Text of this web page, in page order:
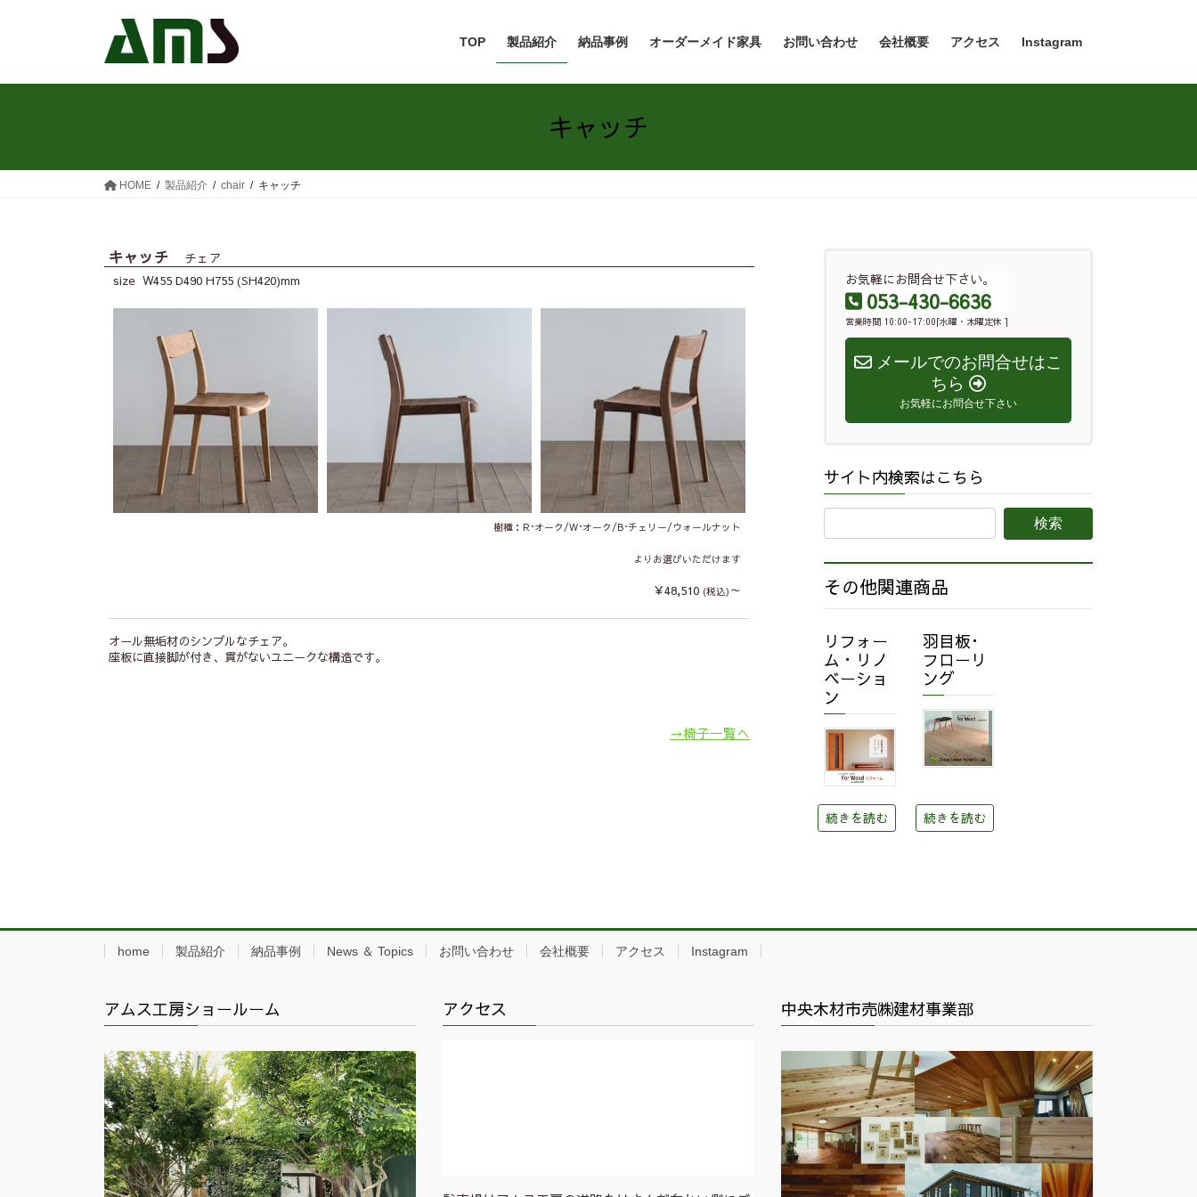
TOP 製品紹介 納品事例 オーダーメイド家具 お問い合わせ 会社概要 アクセス Instagram
キャッチ
HOME 製品紹介 chair キャッチ
キャッチ
チェア
size W455 D490 H755 (SH420)mm
樹種：R･オーク/W･オーク/B･チェリー/ウォールナット
よりお選びいただけます
￥48,510 (税込) ～
オール無垢材のシンプルなチェア。
座板に直接脚が付き、貫がないユニークな構造です。
→椅子一覧へ
お気軽にお問合せ下さい。
053-430-6636
営業時間 10:00-17:00[水曜・木曜定休 ]
メールでのお問合せはこ
ちら
お気軽にお問合せ下さい
サイト内検索はこちら
その他関連商品
リフォー
ム・リノ
ベーショ
ン
続きを読む
羽目板･
フローリ
ング
続きを読む
home 製品紹介 納品事例 News ＆ Topics お問い合わせ 会社概要 アクセス Instagram
アムス工房ショールーム アクセス 中央木材市売㈱建材事業部